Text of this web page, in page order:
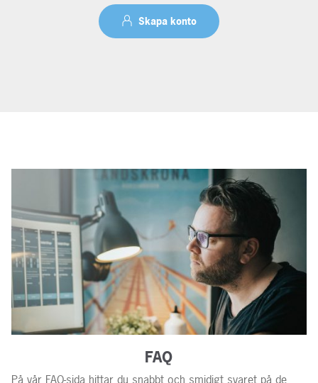
Skapa konto
FAQ
På vår FAQ-sida hittar du snabbt och smidigt svaret på de